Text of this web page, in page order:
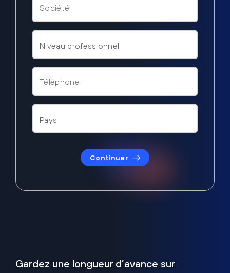
Continuer
Gardez une longueur d’avance sur